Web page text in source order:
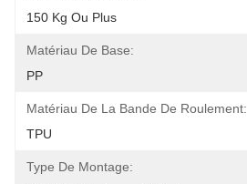
150 Kg Ou Plus
Matériau De Base:
PP
Matériau De La Bande De Roulement:
TPU
Type De Montage: